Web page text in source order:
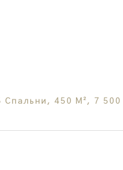
Спальни, 450 М², 7 500